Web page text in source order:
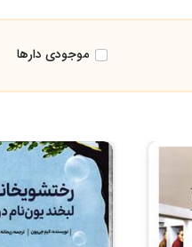
موجودی دارها